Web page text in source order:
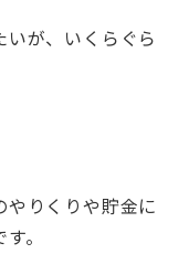
が、いくらぐら
りくりや貯金に
。